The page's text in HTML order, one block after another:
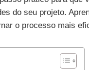
do seu projeto.
o processo mais